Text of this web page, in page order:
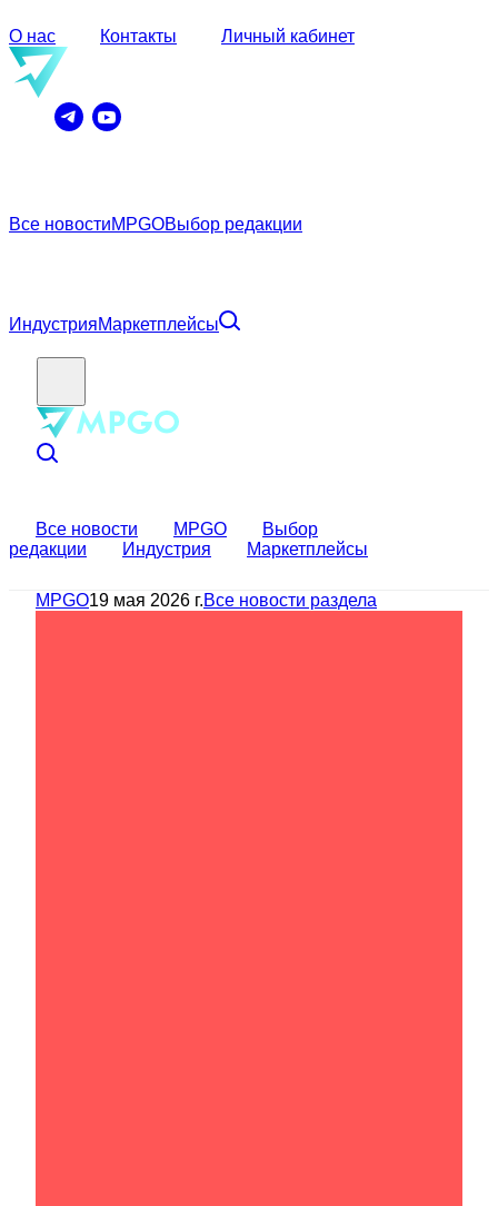
О нас Контакты Личный кабинет
Все новостиMPGOВыбор редакции
ИндустрияМаркетплейсы
Все новости MPGO
Выбор
редакции
Индустрия Маркетплейсы
MPGO19 мая 2026 г.Все новости раздела